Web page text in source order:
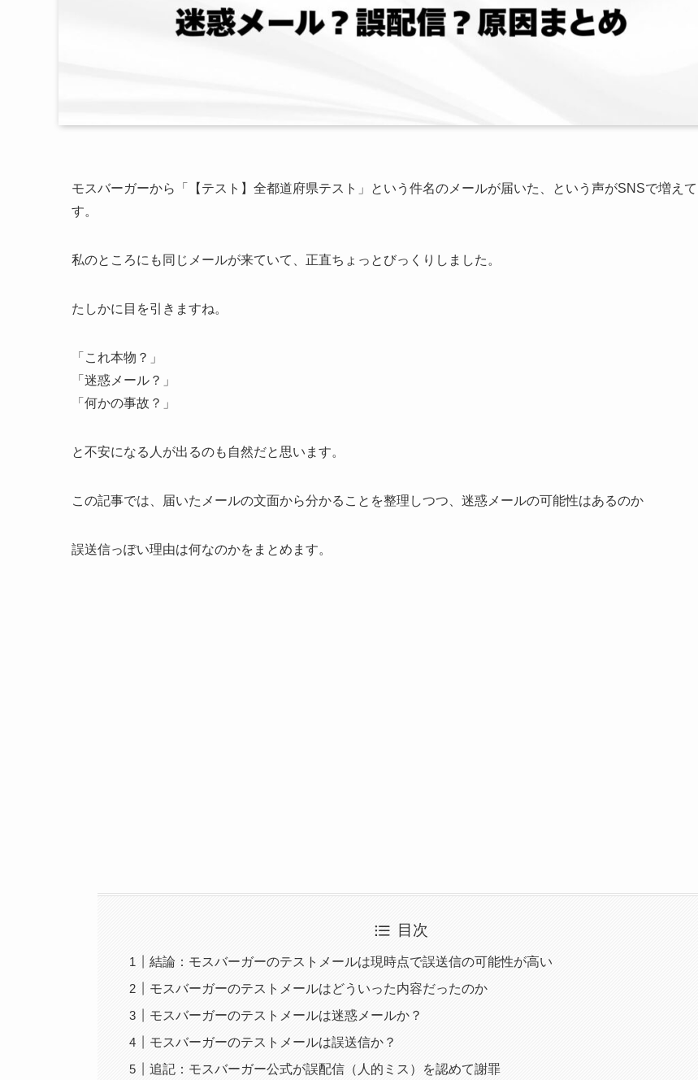
モスバーガーから「【テスト】全都道府県テスト」という件名のメールが届いた、という声がSNSで増えて
す。
私のところにも同じメールが来ていて、正直ちょっとびっくりしました。
たしかに目を引きますね。
「これ本物？」
「迷惑メール？」
「何かの事故？」
と不安になる人が出るのも自然だと思います。
この記事では、届いたメールの文面から分かることを整理しつつ、迷惑メールの可能性はあるのか
誤送信っぽい理由は何なのかをまとめます。
目次
結論：モスバーガーのテストメールは現時点で誤送信の可能性が高い
モスバーガーのテストメールはどういった内容だったのか
モスバーガーのテストメールは迷惑メールか？
モスバーガーのテストメールは誤送信か？
追記：モスバーガー公式が誤配信（人的ミス）を認めて謝罪